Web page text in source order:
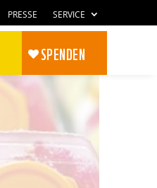
PRESSE SERVICE
SPENDEN